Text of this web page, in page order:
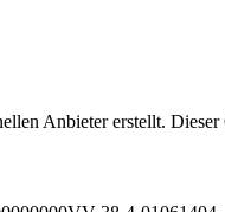
Anbieter erstellt.